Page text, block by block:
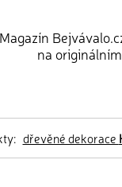
Magazín
na
dřevěné dekorace